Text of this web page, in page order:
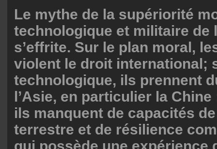
Le mythe de la supériorité
technologique et militaire de
s’effrite. Sur le plan moral,
violent le droit international;
technologique, ils prennent
l’Asie, en particulier la
ils manquent de capacités
terrestre et de résilience